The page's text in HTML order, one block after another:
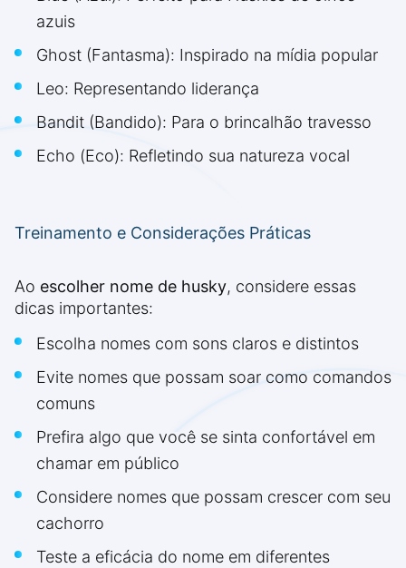
azuis
Ghost (Fantasma): Inspirado na mídia popular
Leo: Representando liderança
Bandit (Bandido): Para o brincalhão travesso
Echo (Eco): Refletindo sua natureza vocal
Treinamento e Considerações Práticas
Ao escolher nome de husky, considere essas
dicas importantes:
Escolha nomes com sons claros e distintos
Evite nomes que possam soar como comandos
comuns
Prefira algo que você se sinta confortável em
chamar em público
Considere nomes que possam crescer com seu
cachorro
Teste a eficácia do nome em diferentes